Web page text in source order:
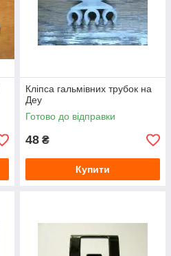
Кліпса гальмівних трубок на
Деу
Готово до відправки
48 ₴
Купити